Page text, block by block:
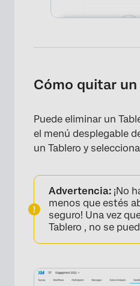
Cómo quitar un
Puede eliminar un
el menú desplegable
un Tablero y
Advertencia: ¡No
menos que estés
seguro! Una vez
Tablero , no se